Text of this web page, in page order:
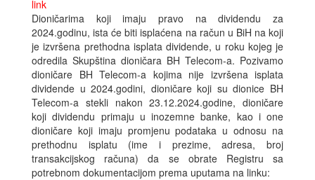
link
Dioničarima koji imaju pravo na dividendu za
2024.godinu, ista će biti isplaćena na račun u BiH na koji
je izvršena prethodna isplata dividende, u roku kojeg je
odredila Skupština dioničara BH Telecom-a. Pozivamo
dioničare BH Telecom-a kojima nije izvršena isplata
dividende u 2024.godini, dioničare koji su dionice BH
Telecom-a stekli nakon 23.12.2024.godine, dioničare
koji dividendu primaju u inozemne banke, kao i one
dioničare koji imaju promjenu podataka u odnosu na
prethodnu isplatu (ime i prezime, adresa, broj
transakcijskog računa) da se obrate Registru sa
potrebnom dokumentacijom prema uputama na linku: